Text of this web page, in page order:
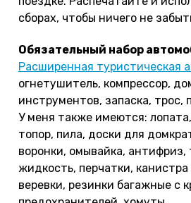
сборах, чтобы ничего не
Обязательный набор
Расширенная туристическая
огнетушитель, компрессор,
инструментов, запаска, трос,
У меня также имеются:
топор, пила, доски для
воронки, омывайка, антифриз,
жидкость, перчатки,
веревки, резинки багажные с